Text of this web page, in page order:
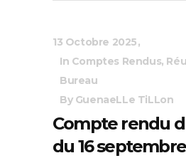
13 Octobre 2025
In Comptes Rendus,
Bureau
By GuenaeLLe TiLLon
Compte rendu
du 16